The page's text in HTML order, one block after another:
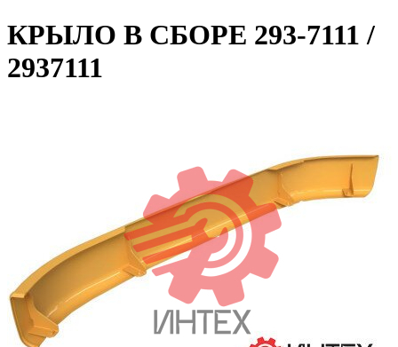
КРЫЛО В СБОРЕ 293-7111 /
2937111